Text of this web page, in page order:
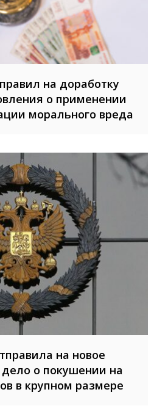
на доработку
о применении
морального вреда
на новое
о покушении на
в крупном размере